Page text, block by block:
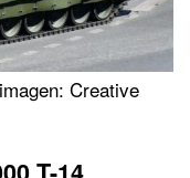
Creative